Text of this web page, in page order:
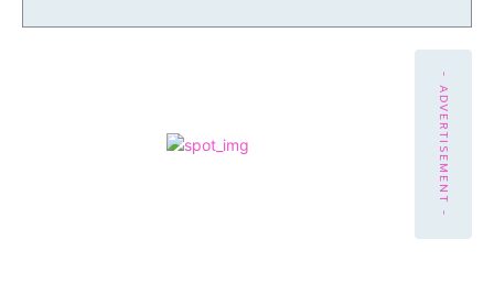
- ADVERTISEMENT -